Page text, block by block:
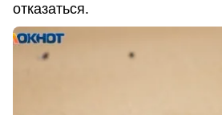
отказаться.